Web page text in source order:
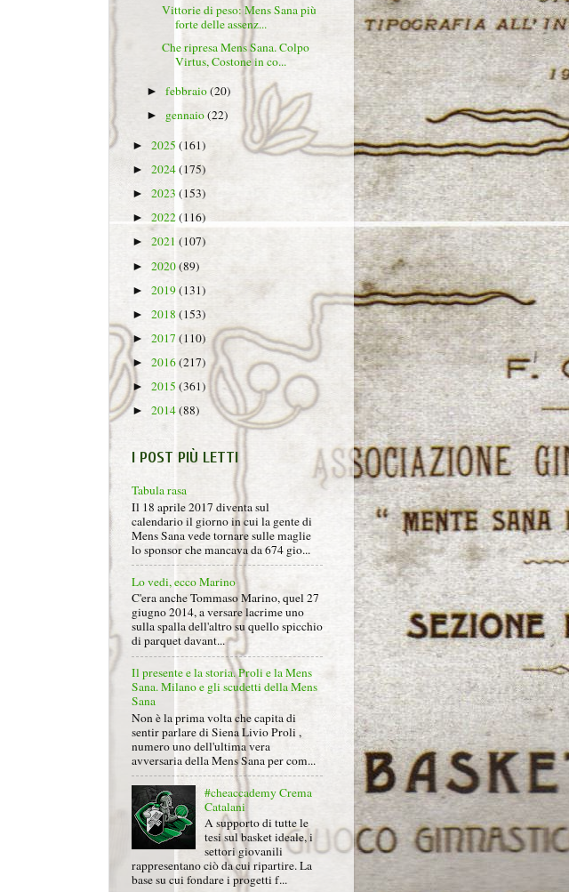
Vittorie di peso: Mens Sana più
forte delle assenz...
Che ripresa Mens Sana. Colpo
Virtus, Costone in co...
►febbraio(20)
► gennaio(22)
► 2025 (161)
► 2024(175)
► 2023 (153)
► 2022(116)
► 2021 (107)
► 2020(89)
► 2019(131)
► 2018 (153)
► 2017 (110)
► 2016(217)
► 2015 (361)
► 2014(88)
I POST PIÙ LETTI
Tabula rasa
Il 18 aprile 2017 diventa sul
calendario il giorno in cui la gente di
Mens Sana vede tornare sulle maglie
lo sponsor che mancava da 674 gio...
Lo vedi, ecco Marino
C'era anche Tommaso Marino, quel 27
giugno 2014, a versare lacrime uno
sulla spalla dell'altro su quello spicchio
di parquet davant...
Il presente e la storia. Proli e la Mens
Sana. Milano e gli scudetti della Mens
Sana
Non è la prima volta che capita di
sentir parlare di Siena Livio Proli ,
numero uno dell'ultima vera
avversaria della Mens Sana per com...
#cheaccademy Crema
Catalani
A supporto di tutte le
tesi sul basket ideale, i
settori giovanili
rappresentano ciò da cui ripartire. La
base su cui fondare i progetti f...